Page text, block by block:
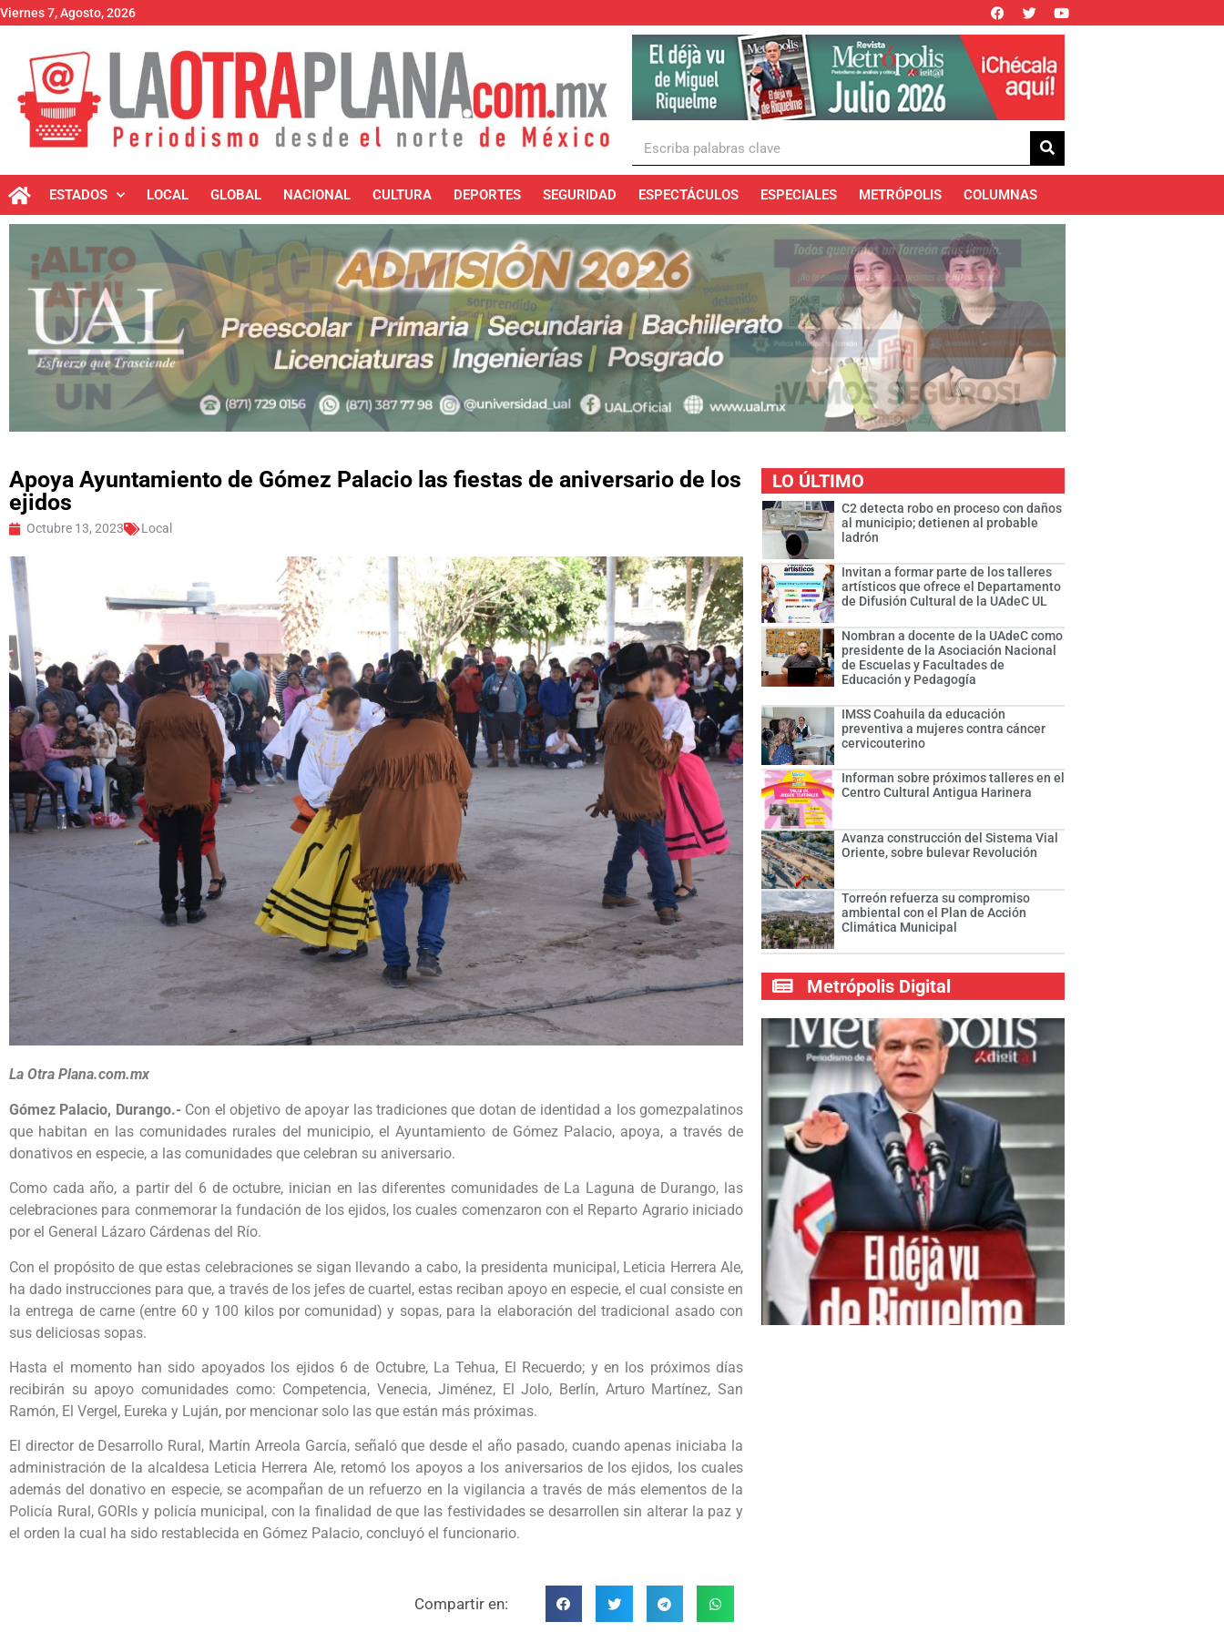
Viernes 7, Agosto, 2026
ESTADOS LOCAL GLOBAL NACIONAL CULTURA DEPORTES SEGURIDAD ESPECTÁCULOS ESPECIALES METRÓPOLIS COLUMNAS
Apoya Ayuntamiento de Gómez Palacio las fiestas de aniversario de los
ejidos
Octubre 13, 2023 Local
La Otra Plana.com.mx
Gómez Palacio, Durango.- Con el objetivo de apoyar las tradiciones que dotan de identidad a los gomezpalatinos
que habitan en las comunidades rurales del municipio, el Ayuntamiento de Gómez Palacio, apoya, a través de
donativos en especie, a las comunidades que celebran su aniversario.
Como cada año, a partir del 6 de octubre, inician en las diferentes comunidades de La Laguna de Durango, las
celebraciones para conmemorar la fundación de los ejidos, los cuales comenzaron con el Reparto Agrario iniciado
por el General Lázaro Cárdenas del Río.
Con el propósito de que estas celebraciones se sigan llevando a cabo, la presidenta municipal, Leticia Herrera Ale,
ha dado instrucciones para que, a través de los jefes de cuartel, estas reciban apoyo en especie, el cual consiste en
la entrega de carne (entre 60 y 100 kilos por comunidad) y sopas, para la elaboración del tradicional asado con
sus deliciosas sopas.
Hasta el momento han sido apoyados los ejidos 6 de Octubre, La Tehua, El Recuerdo; y en los próximos días
recibirán su apoyo comunidades como: Competencia, Venecia, Jiménez, El Jolo, Berlín, Arturo Martínez, San
Ramón, El Vergel, Eureka y Luján, por mencionar solo las que están más próximas.
El director de Desarrollo Rural, Martín Arreola García, señaló que desde el año pasado, cuando apenas iniciaba la
administración de la alcaldesa Leticia Herrera Ale, retomó los apoyos a los aniversarios de los ejidos, los cuales
además del donativo en especie, se acompañan de un refuerzo en la vigilancia a través de más elementos de la
Policía Rural, GORIs y policía municipal, con la finalidad de que las festividades se desarrollen sin alterar la paz y
el orden la cual ha sido restablecida en Gómez Palacio, concluyó el funcionario.
Compartir en:
LO ÚLTIMO
C2 detecta robo en proceso con daños
al municipio; detienen al probable
ladrón
Invitan a formar parte de los talleres
artísticos que ofrece el Departamento
de Difusión Cultural de la UAdeC UL
Nombran a docente de la UAdeC como
presidente de la Asociación Nacional
de Escuelas y Facultades de
Educación y Pedagogía
IMSS Coahuila da educación
preventiva a mujeres contra cáncer
cervicouterino
Informan sobre próximos talleres en el
Centro Cultural Antigua Harinera
Avanza construcción del Sistema Vial
Oriente, sobre bulevar Revolución
Torreón refuerza su compromiso
ambiental con el Plan de Acción
Climática Municipal
Metrópolis Digital